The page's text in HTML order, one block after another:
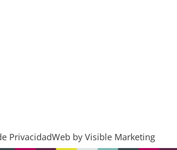
PrivacidadWeb by Visible Marketing